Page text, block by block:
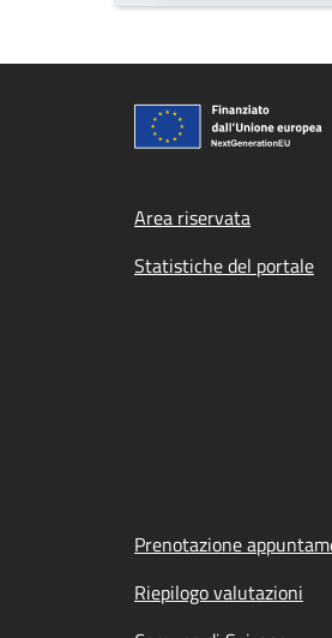
Footer
Area riservata
Statistiche del portale
Prenotazione
Riepilogo valutazioni